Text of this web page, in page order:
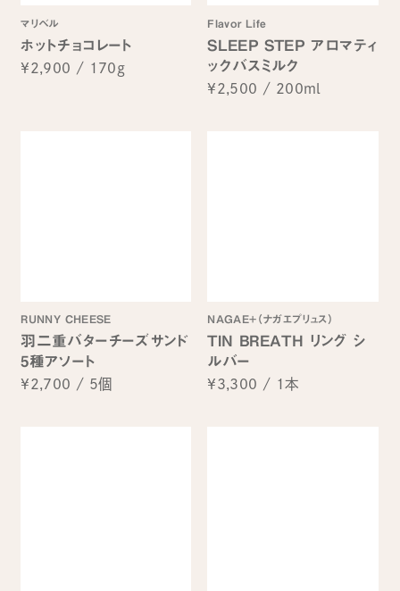
マリベル
ホットチョコレート
¥2,900 / 170g
Flavor Life
SLEEP STEP アロマティ
ックバスミルク
¥2,500 / 200ml
RUNNY CHEESE
羽二重バターチーズサンド
5種アソート
¥2,700 / 5個
NAGAE+（ナガエプリュス）
TIN BREATH リング シ
ルバー
¥3,300 / 1本